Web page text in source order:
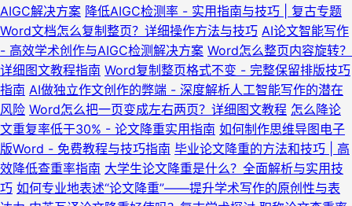
AIGC解决方案 降低AIGC检测率 - 实用指南与技巧 | 复古专题
Word文档怎么复制整页？详细操作方法与技巧 AI论文智能写作
- 高效学术创作与AIGC检测解决方案 Word怎么整页内容旋转？
详细图文教程指南 Word复制整页格式不变 - 完整保留排版技巧
指南 AI做独立作文创作的弊端 - 深度解析人工智能写作的潜在
风险 Word怎么把一页变成左右两页？详细图文教程 怎么降论
文重复率低于30% - 论文降重实用指南 如何制作思维导图电子
版Word - 免费教程与技巧指南 毕业论文降重的方法和技巧 | 高
效降低查重率指南 大学生论文降重是什么？全面解析与实用技
巧 如何专业地表述“论文降重”——提升学术写作的原创性与表